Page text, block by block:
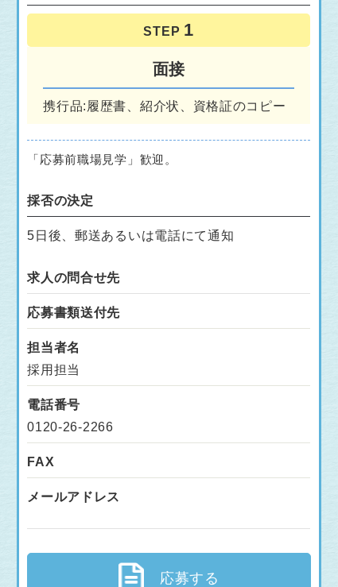
STEP
面接
携行品:履歴書、紹介状、資格証のコピー
「応募前職場見学」歓迎。
採否の決定
5日後、郵送あるいは電話にて通知
求人の問合せ先
応募書類送付先
担当者名
採用担当
電話番号
0120-26-2266
FAX
メールアドレス
応募する